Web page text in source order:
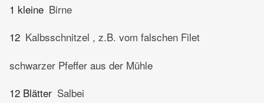
1 kleine Birne
12 Kalbsschnitzel , z.B. vom falschen Filet
schwarzer Pfeffer aus der Mühle
12 Blätter Salbei